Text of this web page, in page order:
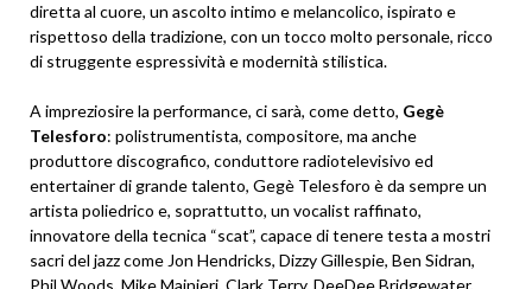
diretta al cuore, un ascolto intimo e melancolico, ispirato e
rispettoso della tradizione, con un tocco molto personale, ricco
di struggente espressività e modernità stilistica.
A impreziosire la performance, ci sarà, come detto, Gegè
Telesforo: polistrumentista, compositore, ma anche
produttore discografico, conduttore radiotelevisivo ed
entertainer di grande talento, Gegè Telesforo è da sempre un
artista poliedrico e, soprattutto, un vocalist raffinato,
innovatore della tecnica “scat”, capace di tenere testa a mostri
sacri del jazz come Jon Hendricks, Dizzy Gillespie, Ben Sidran,
Phil Woods, Mike Mainieri, Clark Terry, DeeDee Bridgewater,